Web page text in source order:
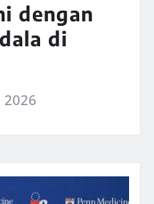
dengan
di
2026